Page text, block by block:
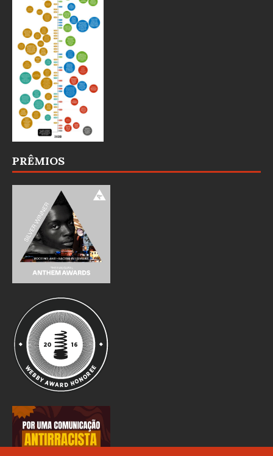
PRÊMIOS